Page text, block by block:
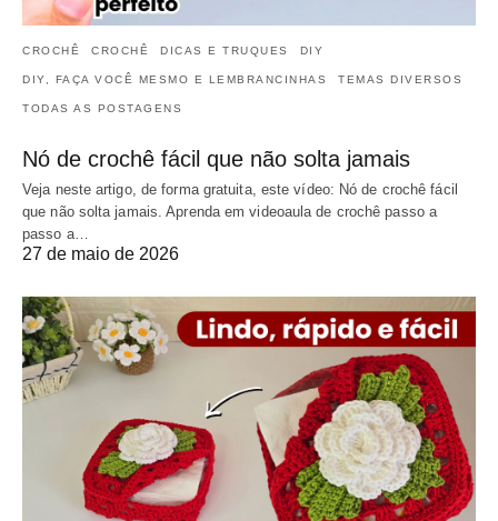
CROCHÊ CROCHÊ DICAS E TRUQUES DIY
DIY, FAÇA VOCÊ MESMO E LEMBRANCINHAS TEMAS DIVERSOS
TODAS AS POSTAGENS
Nó de crochê fácil que não solta jamais
Veja neste artigo, de forma gratuita, este vídeo: Nó de crochê fácil
que não solta jamais. Aprenda em videoaula de crochê passo a
passo a…
27 de maio de 2026